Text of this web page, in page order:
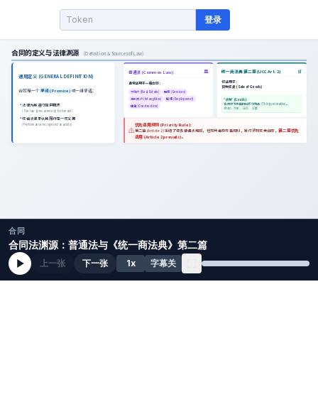
登录
合同
合同法渊源：普通法与《统一商法典》第二篇
上一张 下一张 1x 字幕关